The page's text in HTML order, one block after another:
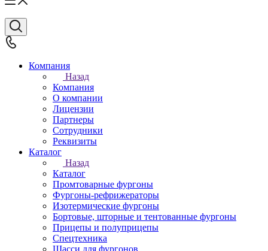
Компания
Назад
Компания
О компании
Лицензии
Партнеры
Сотрудники
Реквизиты
Каталог
Назад
Каталог
Промтоварные фургоны
Фургоны-рефрижераторы
Изотермические фургоны
Бортовые, шторные и тентованные фургоны
Прицепы и полуприцепы
Спецтехника
Шасси для фургонов